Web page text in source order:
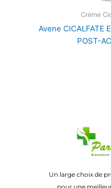
Crème
Avene CICALFATE
POST-
Un large choix de